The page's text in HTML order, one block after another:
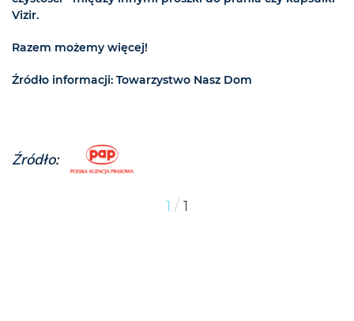
Vizir.
Razem możemy więcej!
Źródło informacji: Towarzystwo Nasz Dom
Źródło:
1 / 1